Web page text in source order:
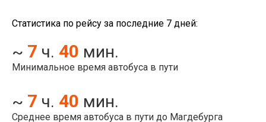
Статистика по рейсу за последние 7 дней:
~ 7 ч. 40 мин.
Минимальное время автобуса в пути
~ 7 ч. 40 мин.
Среднее время автобуса в пути до Магдебурга